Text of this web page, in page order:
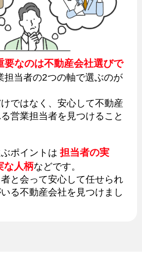
要なのは不動産会社選びで
担当者の2つの軸で選ぶのが
ではなく、安心して不動産
営業担当者を見つけること
ポイントは 担当者の実
な人柄などです。
と会って安心して任せられ
る不動産会社を見つけまし